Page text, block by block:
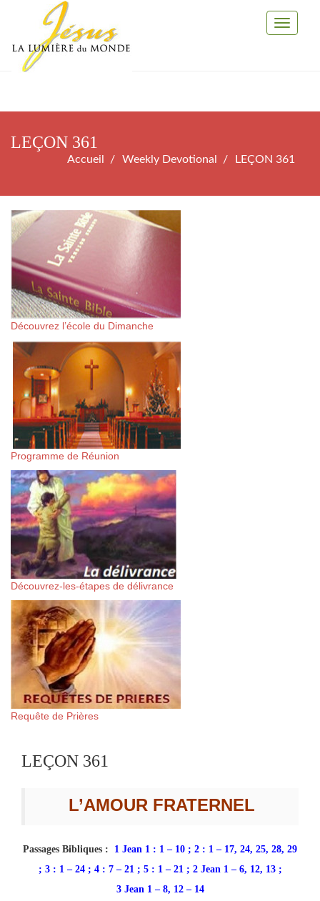
Toggle
LEÇON 361
Accueil Weekly Devotional LEÇON 361
Découvrez l’école du Dimanche
Programme de Réunion
Découvrez-les-étapes de délivrance
Requête de Prières
LEÇON 361
L’AMOUR FRATERNEL
Passages Bibliques :
1 Jean 1 : 1 – 10 ; 2 : 1 – 17, 24, 25, 28, 29
; 3 : 1 – 24 ; 4 : 7 – 21 ; 5 : 1 – 21 ; 2 Jean 1 – 6, 12, 13 ;
3 Jean 1 – 8, 12 – 14